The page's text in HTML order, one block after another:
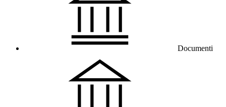
Documenti